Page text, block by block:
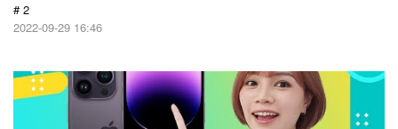
# 2
2022-09-29 16:46